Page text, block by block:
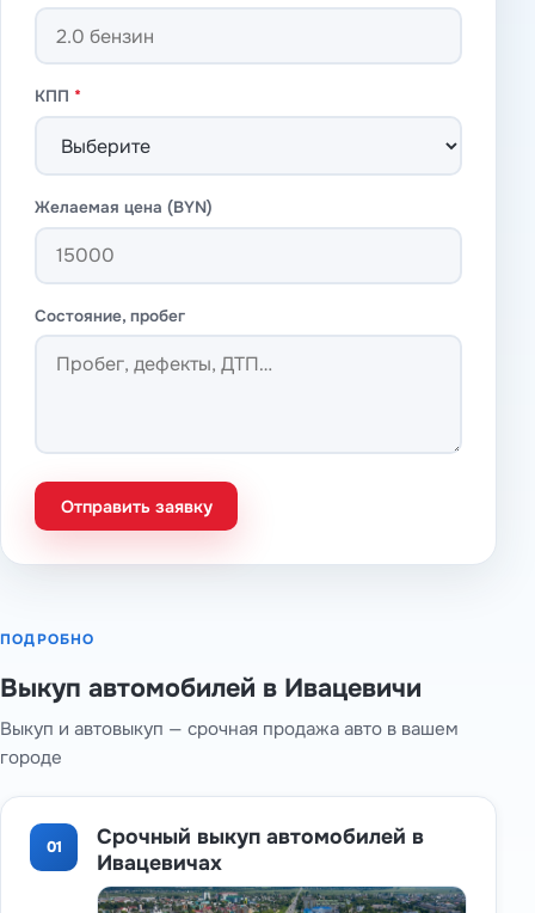
КПП *
Желаемая цена (BYN)
Состояние, пробег
Отправить заявку
ПОДРОБНО
Выкуп автомобилей в Ивацевичи
Выкуп и автовыкуп — срочная продажа авто в вашем
городе
01
Срочный выкуп автомобилей в
Ивацевичах